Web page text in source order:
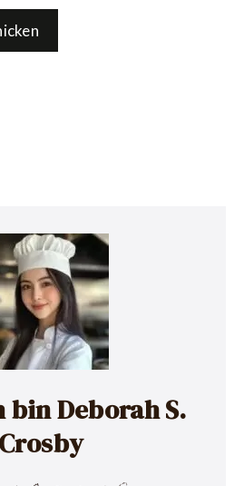
bin Deborah S.
Crosby